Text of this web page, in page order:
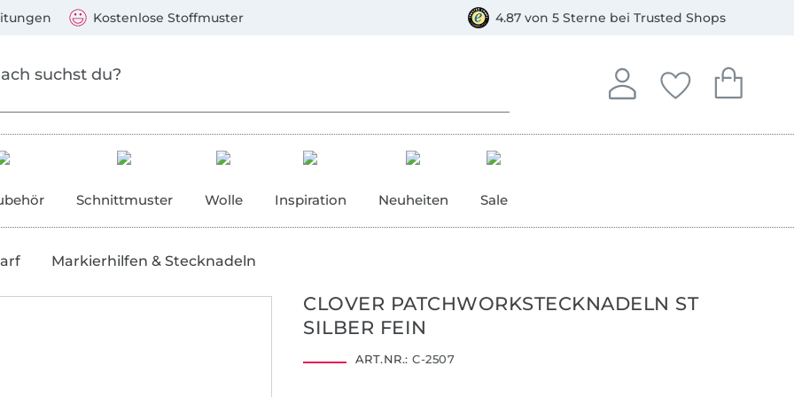
Kostenlose Stoffmuster 4.87 von 5 Sterne bei Trusted Shops
Anmelden
In deinem Konto
Deine
Du hast keine
Dein
Du hast
Schnittmuster Wolle Inspiration Neuheiten Sale
Markierhilfen & Stecknadeln
CLOVER PATCHWORKSTECKNADELN ST
SILBER FEIN
ART.NR.: C-2507
Mastercard, PayPal, Giropay, Kauf auf Rechnung, Vorkasse